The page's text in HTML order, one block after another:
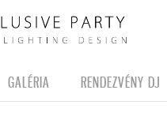
GALÉRIA RENDEZVÉNY DJ